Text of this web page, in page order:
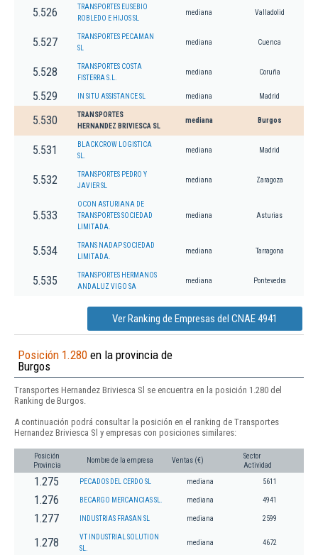
5.526
TRANSPORTES EUSEBIO
ROBLEDO E HIJOS SL
mediana Valladolid
5.527
TRANSPORTES PECAMAN
SL
mediana Cuenca
5.528
TRANSPORTES COSTA
FISTERRA S.L.
mediana Coruña
5.529 IN SITU ASSISTANCE SL mediana Madrid
5.530
TRANSPORTES
HERNANDEZ BRIVIESCA SL
mediana Burgos
5.531
BLACKCROW LOGISTICA
SL.
mediana Madrid
5.532
TRANSPORTES PEDRO Y
JAVIER SL
mediana Zaragoza
5.533
OCON ASTURIANA DE
TRANSPORTES SOCIEDAD
LIMITADA.
mediana Asturias
5.534
TRANS NADAP SOCIEDAD
LIMITADA.
mediana Tarragona
5.535
TRANSPORTES HERMANOS
ANDALUZ VIGO SA
mediana Pontevedra
Ver Ranking de Empresas del CNAE 4941
Posición 1.280 en la provincia de
Burgos
Transportes Hernandez Briviesca Sl se encuentra en la posición 1.280 del
Ranking de Burgos.
A continuación podrá consultar la posición en el ranking de Transportes
Hernandez Briviesca Sl y empresas con posiciones similares:
Posición
Provincia
Nombre de la empresa Ventas (€)
Sector
Actividad
1.275 PECADOS DEL CERDO SL mediana 5611
1.276 BECARGO MERCANCIAS SL. mediana 4941
1.277 INDUSTRIAS FRASAN SL mediana 2599
1.278
VT INDUSTRIAL SOLUTION
SL.
mediana 4672